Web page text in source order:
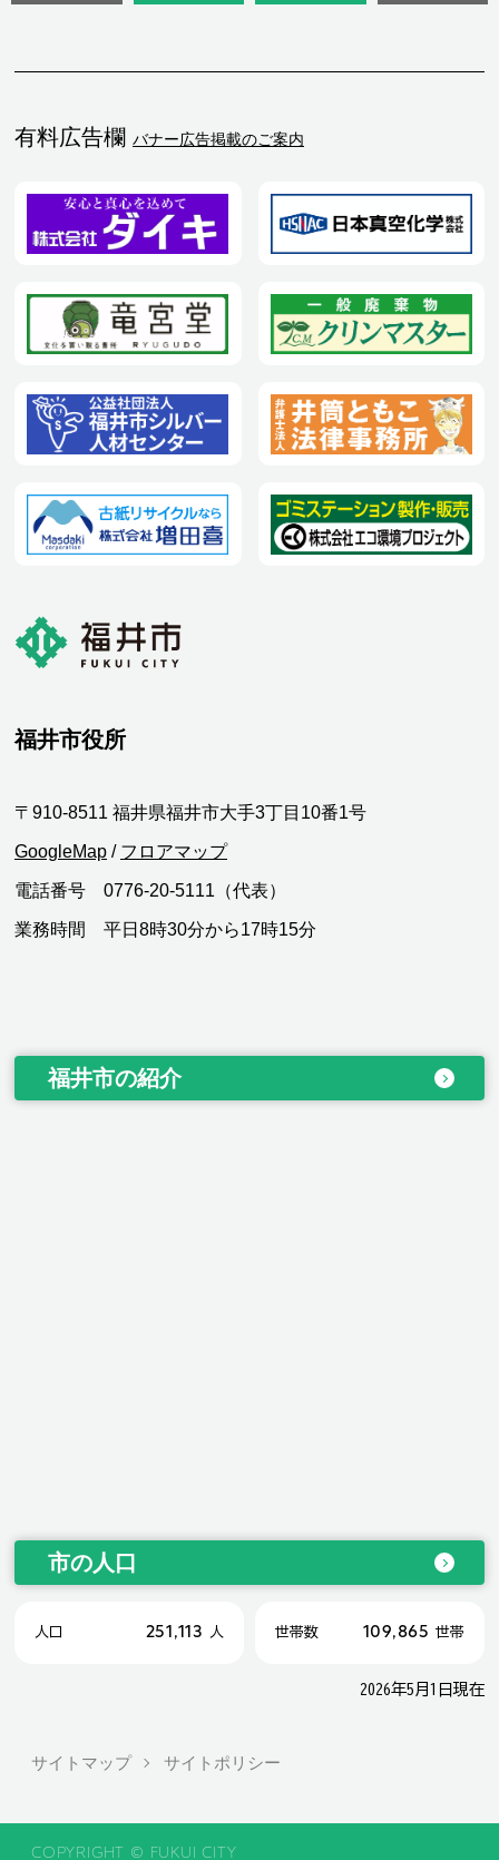
有料広告欄 バナー広告掲載のご案内
福井市役所
〒910-8511 福井県福井市大手3丁目10番1号
GoogleMap / フロアマップ
電話番号 0776-20-5111（代表）
業務時間 平日8時30分から17時15分
福井市の紹介
市の人口
人口 251,113 人 世帯数 109,865 世帯
2026年5月1日現在
サイトマップ サイトポリシー
COPYRIGHT © FUKUI CITY